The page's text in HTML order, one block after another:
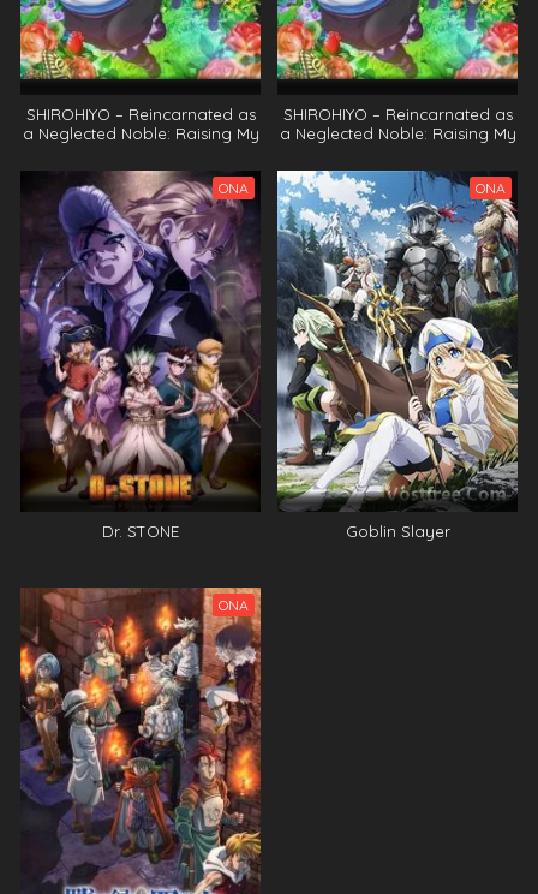
SHIROHIYO – Reincarnated as
a Neglected Noble: Raising My
from My Past Life
SHIROHIYO – Reincarnated as
a Neglected Noble: Raising My
from My Past Life
ONA
Dr. STONE
ONA
Goblin Slayer
ONA